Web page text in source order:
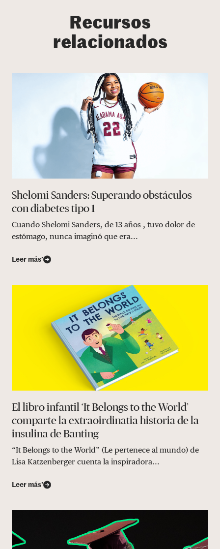
Recursos
relacionados
Shelomi Sanders: Superando obstáculos
con diabetes tipo 1
Cuando Shelomi Sanders, de 13 años , tuvo dolor de
estómago, nunca imaginó que era...
Leer más’
El libro infantil ‘It Belongs to the World’
comparte la extraoirdinatia historia de la
insulina de Banting
“It Belongs to the World” (Le pertenece al mundo) de
Lisa Katzenberger cuenta la inspiradora...
Leer más’